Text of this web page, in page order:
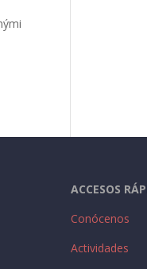
ACCESOS
Conócenos
Actividades